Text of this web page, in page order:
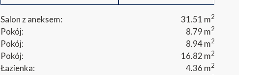
Salon z aneksem: 31.51 m2
Pokój: 8.79 m2
Pokój: 8.94m2
Pokój: 16.82 m2
Łazienka: 4.36 m2